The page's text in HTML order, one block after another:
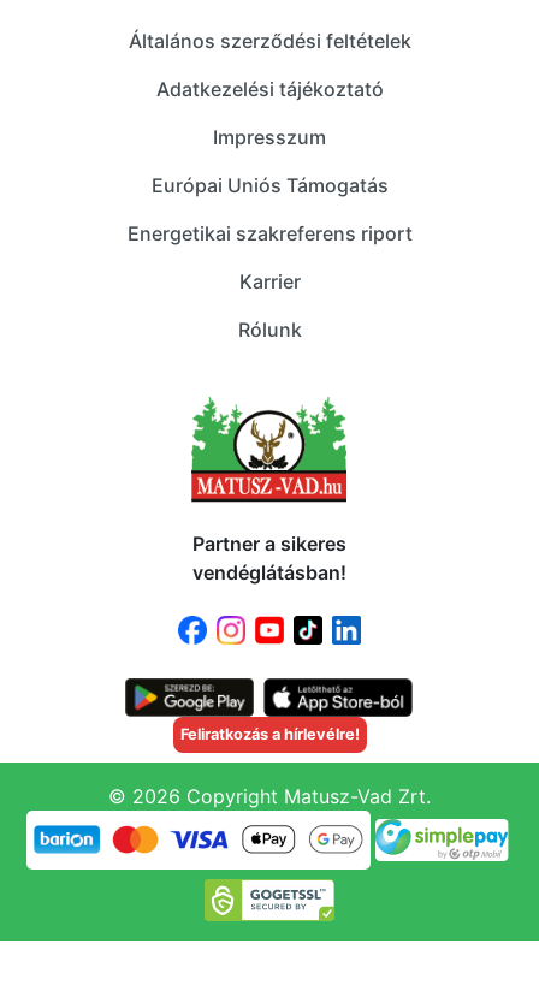
Általános szerződési feltételek
Adatkezelési tájékoztató
Impresszum
Európai Uniós Támogatás
Energetikai szakreferens riport
Karrier
Rólunk
Partner a sikeres
vendéglátásban!
Feliratkozás a hírlevélre!
© 2026 Copyright Matusz-Vad Zrt.